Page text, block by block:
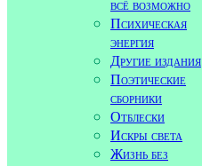
всё возможно
Психическая
энергия
Другие издания
Поэтические
сборники
Отблески
Искры света
Жизнь без